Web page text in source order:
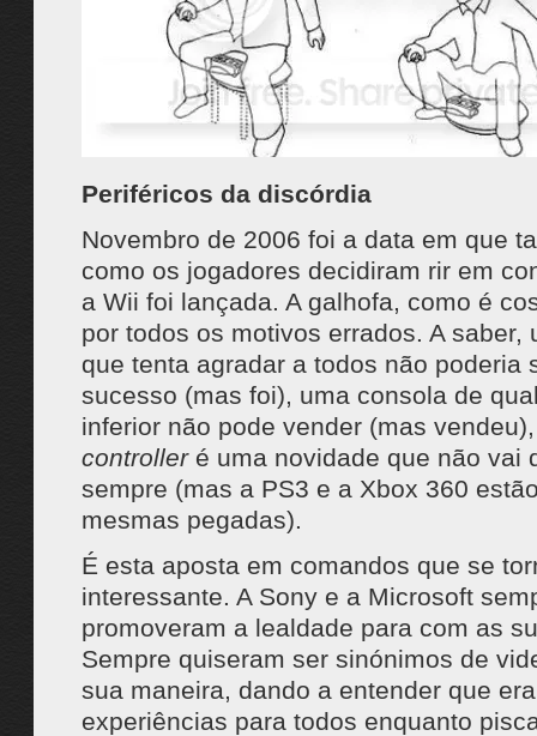
Periféricos da discórdia
Novembro de 2006 foi a data em que
como os jogadores decidiram rir em
a Wii foi lançada. A galhofa, como é
por todos os motivos errados. A saber,
que tenta agradar a todos não poderia
sucesso (mas foi), uma consola de
inferior não pode vender (mas
controlleré uma novidade que não vai
sempre (mas a PS3 e a Xbox 360
mesmas pegadas).
É esta aposta em comandos que se
interessante. A Sony e a Microsoft
promoveram a lealdade para com as
Sempre quiseram ser sinónimos de
sua maneira, dando a entender que
experiências para todos enquanto